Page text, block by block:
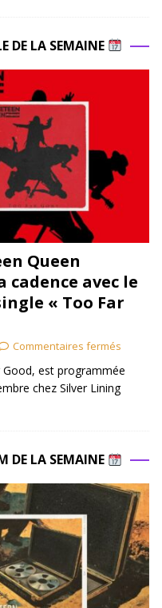
DE LA SEMAINE
Queen
cadence avec le
« Too Far
Commentaires fermés
Good, est programmée
chez Silver Lining
DE LA SEMAINE